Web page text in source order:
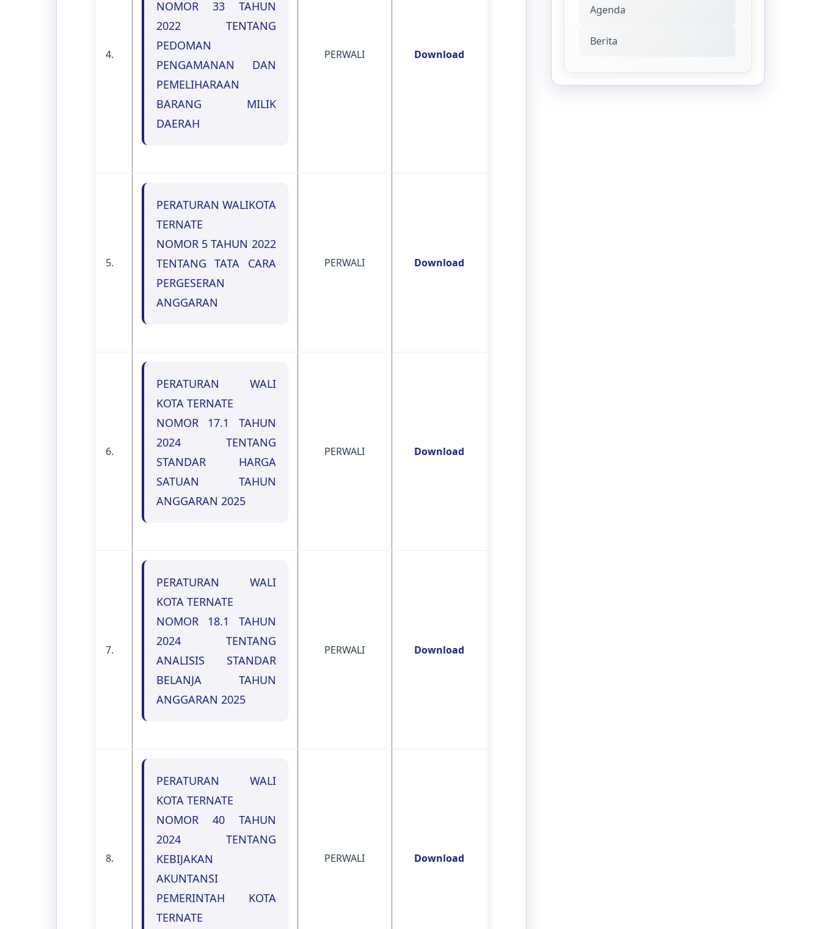
4.
NOMOR 33 TAHUN
2022 TENTANG
PEDOMAN
PENGAMANAN DAN
PEMELIHARAAN
BARANG MILIK
DAERAH
PERWALI Download
5.
PERATURAN WALIKOTA
TERNATE
NOMOR 5 TAHUN 2022
TENTANG TATA CARA
PERGESERAN
ANGGARAN
PERWALI Download
6.
PERATURAN WALI
KOTA TERNATE
NOMOR 17.1 TAHUN
2024 TENTANG
STANDAR HARGA
SATUAN TAHUN
ANGGARAN 2025
PERWALI Download
7.
PERATURAN WALI
KOTA TERNATE
NOMOR 18.1 TAHUN
2024 TENTANG
ANALISIS STANDAR
BELANJA TAHUN
ANGGARAN 2025
PERWALI Download
8.
PERATURAN WALI
KOTA TERNATE
NOMOR 40 TAHUN
2024 TENTANG
KEBIJAKAN
AKUNTANSI
PEMERINTAH KOTA
TERNATE
PERWALI Download
Agenda
Berita